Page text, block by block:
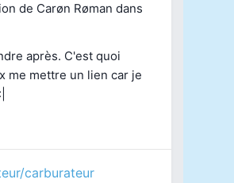
de Carøn Røman dans
après. C'est quoi
me mettre un lien car je
carburateur